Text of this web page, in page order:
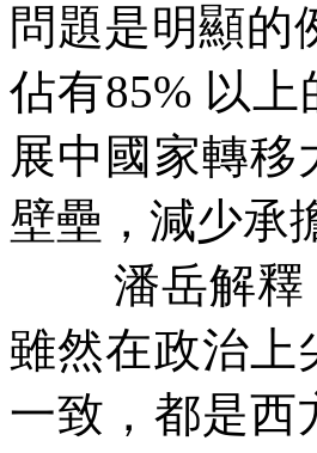
問題是明顯
佔有85% 以上
展中國家轉
壁壘，減少承
潘岳解
雖然在政治上
一致，都是西